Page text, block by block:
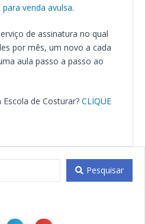
venda avulsa.
de assinatura no qual
por mês, um novo a cada
aula passo a passo ao
de Costurar? CLIQUE
Pesquisar